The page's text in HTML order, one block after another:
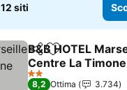
12 siti
CondividiAggiungi ai
B&B HOTEL
Centre La Timone
Scopri i prezzi
2 Stelle
8,2 Ottima
3.734